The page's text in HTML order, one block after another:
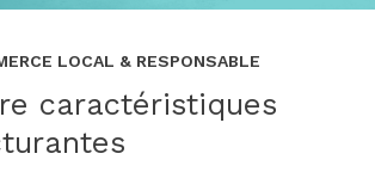
LOCAL & RESPONSABLE
caractéristiques